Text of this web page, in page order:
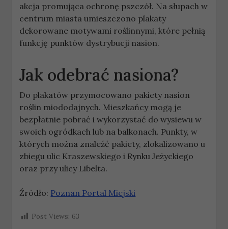
akcja promująca ochronę pszczół. Na słupach w
centrum miasta umieszczono plakaty
dekorowane motywami roślinnymi, które pełnią
funkcję punktów dystrybucji nasion.
Jak odebrać nasiona?
Do plakatów przymocowano pakiety nasion
roślin miododajnych. Mieszkańcy mogą je
bezpłatnie pobrać i wykorzystać do wysiewu w
swoich ogródkach lub na balkonach. Punkty, w
których można znaleźć pakiety, zlokalizowano u
zbiegu ulic Kraszewskiego i Rynku Jeżyckiego
oraz przy ulicy Libelta.
Źródło: Poznan Portal Miejski
Post Views: 63